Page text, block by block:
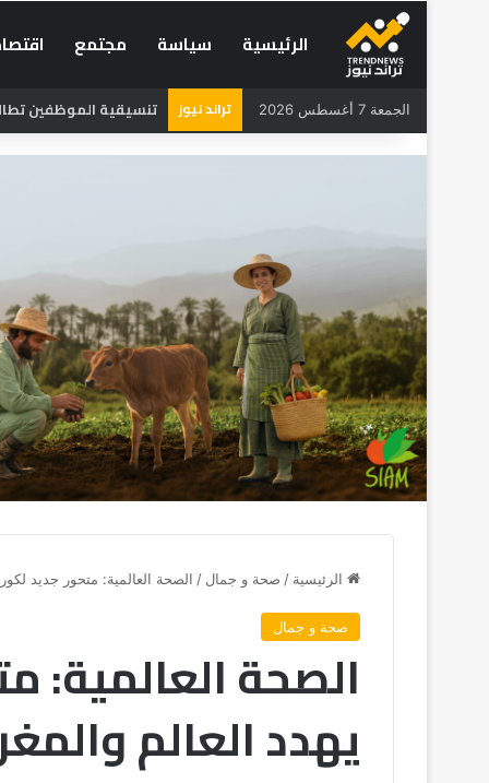
الرئيسية سياسة مجتمع
الجمعة 7 أغسطس 2026 تراند نيوز تنسيقية الموظفين
الرئيسية / صحة و جمال / الصحة العالمية: متحور جديد
صحة و جمال
الصحة العالمية:
يهدد العالم